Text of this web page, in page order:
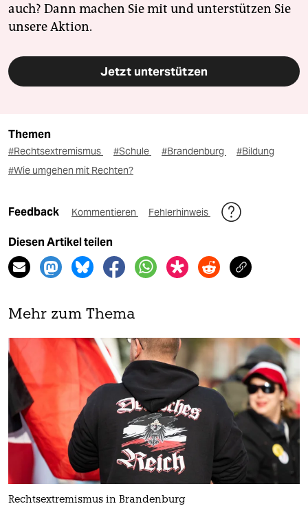
auch? Dann machen Sie mit und unterstützen Sie
unsere Aktion.
Jetzt unterstützen
Themen
#Rechtsextremismus #Schule #Brandenburg
#Bildung
#Wie umgehen mit Rechten?
Feedback Kommentieren Fehlerhinweis
Diesen Artikel teilen
Mehr zum Thema
Rechtsextremismus in Brandenburg